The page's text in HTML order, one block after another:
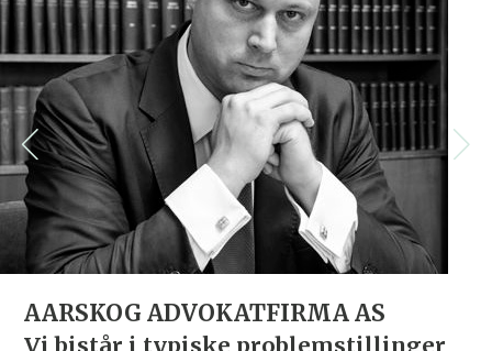
AARSKOG ADVOKATFIRMA AS
Vi bistår i typiske problemstillinger